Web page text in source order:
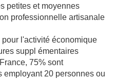
petites et moyennes
professionnelle artisanale
l'activité économique
suppl émentaires
75% sont
employant 20 personnes ou